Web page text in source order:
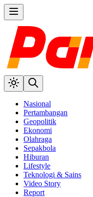
Nasional
Pertambangan
Geopolitik
Ekonomi
Olahraga
Sepakbola
Hiburan
Lifestyle
Teknologi & Sains
Video Story
Report